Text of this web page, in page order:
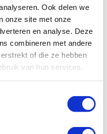
Ook delen we
onze site met onze
en analyse. Deze
combineren met andere
of die ze hebben
van hun services.